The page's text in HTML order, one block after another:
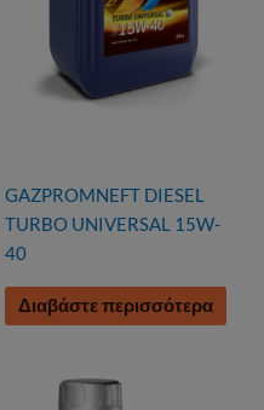
GAZPROMNEFT DIESEL
TURBO UNIVERSAL 15W-
40
Διαβάστε περισσότερα